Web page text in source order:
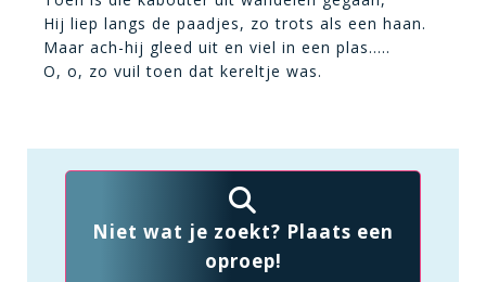
Hij liep langs de paadjes, zo trots als een haan.
Maar ach-hij gleed uit en viel in een plas…..
O, o, zo vuil toen dat kereltje was.
Niet wat je zoekt? Plaats een
oproep!